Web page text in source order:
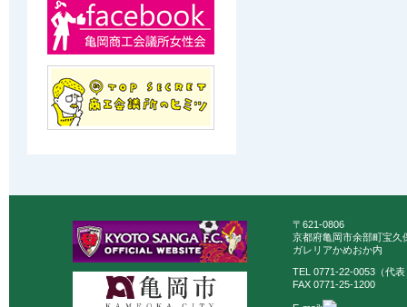
〒621-0806
京都府亀岡市余部町宝久
ガレリアかめおか内
TEL 0771-22-0053（代表
FAX 0771-25-1200